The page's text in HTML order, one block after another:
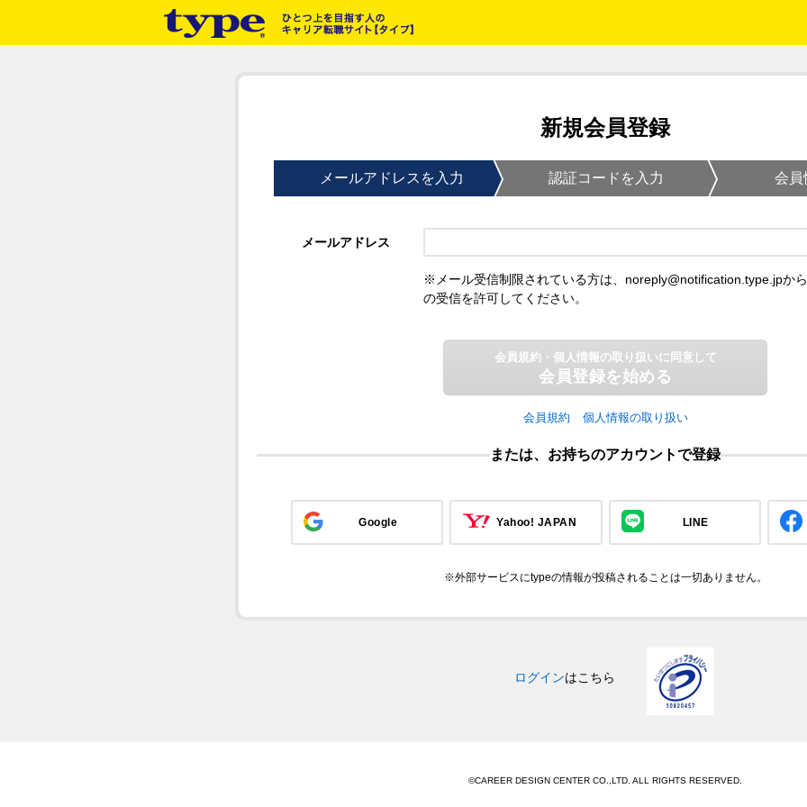
新規会員登録
メールアドレスを入力 認証コードを入力 会員
メールアドレス
※メール受信制限されている方は、noreply@notification.type.jpから
の受信を許可してください。
会員規約・個人情報の取り扱いに同意して
会員登録を始める
会員規約 個人情報の取り扱い
または、お持ちのアカウントで登録
Google Yahoo! JAPAN LINE
※外部サービスにtypeの情報が投稿されることは一切ありません。
ログインはこちら
©CAREER DESIGN CENTER CO.,LTD. ALL RIGHTS RESERVED.